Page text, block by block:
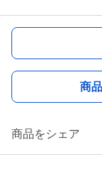
商
商品をシェア